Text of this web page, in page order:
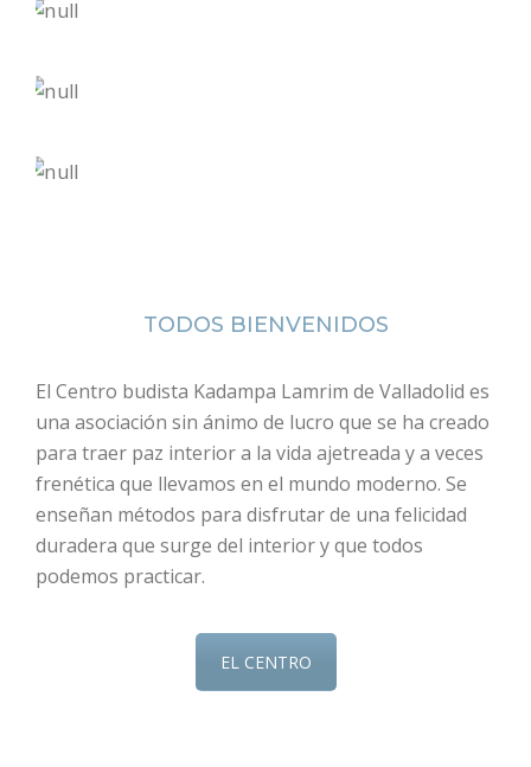
TODOS BIENVENIDOS
El Centro budista Kadampa Lamrim de Valladolid es
una asociación sin ánimo de lucro que se ha creado
para traer paz interior a la vida ajetreada y a veces
frenética que llevamos en el mundo moderno. Se
enseñan métodos para disfrutar de una felicidad
duradera que surge del interior y que todos
podemos practicar.
EL CENTRO